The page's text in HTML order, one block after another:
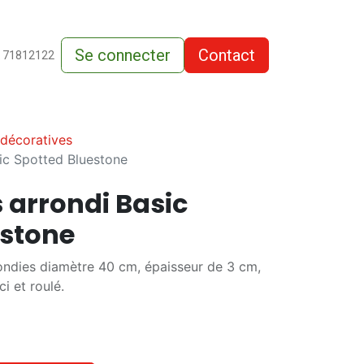
vente
71812122 Se connecter Contact
Spotted Bluestone
arrondi Basic
diamètre 40 cm, épaisseur de 3 cm,
et roulé.